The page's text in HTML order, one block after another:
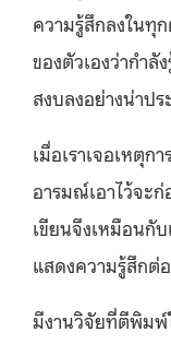
ความรู้สึกลงในทุ
ของตัวเองว่ากำลั
สงบลงอย่างน่าป
เมื่อเราเจอเหตุ
อารมณ์เอาไว้จะ
เขียนจึงเหมือนกับ
แสดงความรู้สึกต่
มีงานวิจัยที่ตีพิมพ์